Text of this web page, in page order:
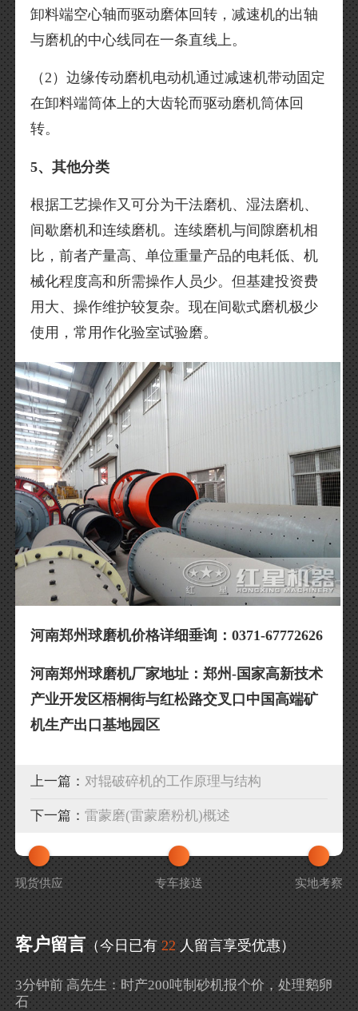
卸料端空心轴而驱动磨体回转，减速机的出轴
与磨机的中心线同在一条直线上。
（2）边缘传动磨机电动机通过减速机带动固定
在卸料端筒体上的大齿轮而驱动磨机筒体回
转。
5、其他分类
根据工艺操作又可分为干法磨机、湿法磨机、
间歇磨机和连续磨机。连续磨机与间隙磨机相
比，前者产量高、单位重量产品的电耗低、机
械化程度高和所需操作人员少。但基建投资费
用大、操作维护较复杂。现在间歇式磨机极少
使用，常用作化验室试验磨。
河南郑州球磨机价格详细垂询：0371-67772626
河南郑州球磨机厂家地址：郑州-国家高新技术
产业开发区梧桐街与红松路交叉口中国高端矿
机生产出口基地园区
上一篇：对辊破碎机的工作原理与结构
下一篇：雷蒙磨(雷蒙磨粉机)概述
现货供应 专车接送 实地考察
客户留言 （今日已有 22 人留言享受优惠）
3分钟前 高先生：时产200吨制砂机报个价，处理鹅卵
石